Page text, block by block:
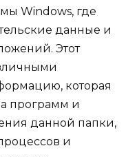
Windows, где
данные и
Этот
которая
программ и
данной папки,
и